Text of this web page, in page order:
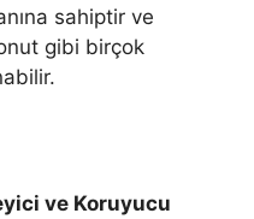
sahiptir ve
gibi birçok
ve Koruyucu